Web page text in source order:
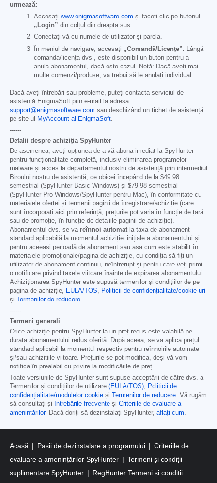
urmează:
Accesați www.enigmasoftware.com și faceți clic pe butonul
„Login” din colțul din dreapta sus.
Conectați-vă cu numele de utilizator și parola.
În meniul de navigare, accesați „Comandă/Licențe”. Lângă
comanda/licența dvs., este disponibil un buton pentru a
anula abonamentul, dacă este cazul. Notă: Dacă aveți mai
multe comenzi/produse, va trebui să le anulați individual.
Dacă aveți întrebări sau probleme, puteți contacta serviciul de
asistență EnigmaSoft prin e-mail la adresa
support@enigmasoftware.com sau deschizând un tichet de asistență
pe site-ul
MyAccount al EnigmaSoft
------
Detalii despre achiziția SpyHunter
De asemenea, aveți opțiunea de a vă abona imediat la SpyHunter
pentru funcționalitate completă, inclusiv eliminarea programelor
malware și acces la departamentul nostru de asistență prin intermediul
Biroului nostru de asistență, de obicei începând de la $49.98
semestrial (SpyHunter Basic Windows) și $79.98 semestrial
(SpyHunter Pro Windows/SpyHunter pentru Mac), în conformitate cu
materialele ofertei și termenii paginii de înregistrare/achiziție (care
sunt încorporați aici prin referință; prețurile pot varia în funcție de țară
sau de promoție, în funcție de detaliile paginii de achiziție).
Abonamentul dvs. se va reînnoi automat la taxa de abonament
standard aplicabilă la momentul achiziției inițiale a abonamentului și
pentru aceeași perioadă de abonament sau așa cum este stabilit în
materialele promoționale/pagina de achiziție, cu condiția să fiți un
utilizator de abonament continuu, neîntrerupt și pentru care veți primi
o notificare privind taxele viitoare înainte de expirarea abonamentului.
Achiziționarea SpyHunter este supusă termenilor și condițiilor de pe
pagina de achiziție,
EULA/TOS
Politicii de confidențialitate/cookie-uri
și Termenilor de reducere
------
Termeni generali
Orice achiziție pentru SpyHunter la un preț redus este valabilă pe
durata abonamentului redus oferită. După aceea, se va aplica prețul
standard aplicabil la momentul respectiv pentru reînnoirile automate
și/sau achizițiile viitoare. Prețurile se pot modifica, deși vă vom
notifica în prealabil cu privire la modificările de preț.
Toate versiunile de SpyHunter sunt supuse acceptării de către dvs. a
Termenilor și condițiilor de utilizare (EULA/TOS)
Politicii de
confidențialitate/modulelor cookie și Termenilor de reducere . Vă rugăm
să consultați și
Întrebările frecvente și Criteriile de evaluare a
amenințărilor. Dacă doriți să dezinstalați SpyHunter, aflați cum
Acasă Pașii de dezinstalare a programului
Criteriile de
evaluare a amenințărilor SpyHunter
Termeni și condiții
suplimentare SpyHunter
RegHunter Termeni și condiții